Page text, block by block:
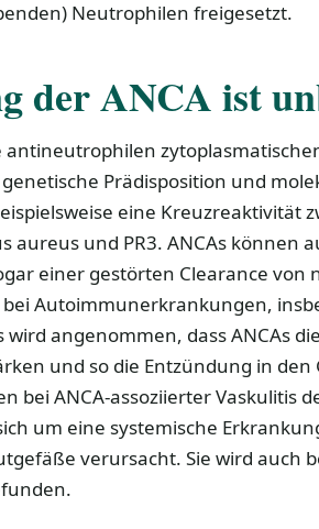
Neutrophilen freigesetzt.
der ANCA ist
antineutrophilen
Prädisposition und
eine Kreuzreaktivität
aureus und PR3. ANCAs können
einer gestörten Clearance von
bei Autoimmunerkrankungen,
angenommen, dass ANCAs
und so die Entzündung in
bei ANCA-assoziierter Vaskulitis
um eine systemische
verursacht. Sie wird auch